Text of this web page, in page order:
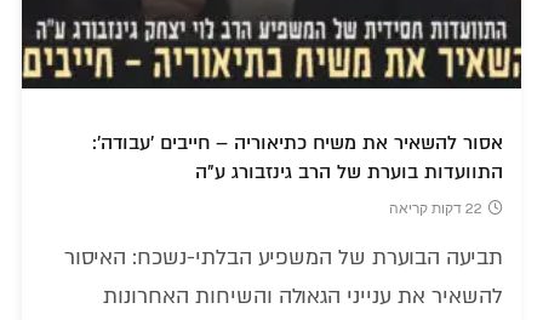
אסור להשאיר את משיח כתיאוריה – חייבים 'עבודה':
התוועדות בוערת של הרב גינזבורג ע"ה
22 דקות קריאה
תביעה הבוערת של המשפיע הבלתי-נשכח: האיסור
להשאיר את ענייני הגאולה והשיחות האחרונות